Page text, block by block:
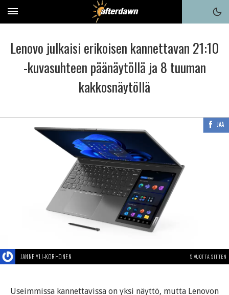
Lenovo julkaisi erikoisen kannettavan 21:10
-kuvasuhteen päänäytöllä ja 8 tuuman
kakkosnäytöllä
JAA
JANNE YLI-KORHONEN 5 VUOTTA SITTEN
Useimmissa kannettavissa on yksi näyttö, mutta Lenovon